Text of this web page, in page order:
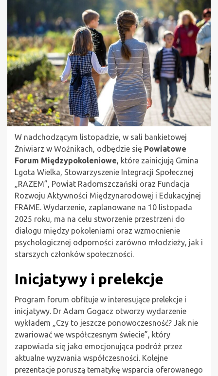
W nadchodzącym listopadzie, w sali bankietowej
Żniwiarz w Woźnikach, odbędzie się Powiatowe
Forum Międzypokoleniowe, które zainicjują Gmina
Lgota Wielka, Stowarzyszenie Integracji Społecznej
„RAZEM”, Powiat Radomszczański oraz Fundacja
Rozwoju Aktywności Międzynarodowej i Edukacyjnej
FRAME. Wydarzenie, zaplanowane na 10 listopada
2025 roku, ma na celu stworzenie przestrzeni do
dialogu między pokoleniami oraz wzmocnienie
psychologicznej odporności zarówno młodzieży, jak i
starszych członków społeczności.
Inicjatywy i prelekcje
Program forum obfituje w interesujące prelekcje i
inicjatywy. Dr Adam Gogacz otworzy wydarzenie
wykładem „Czy to jeszcze ponowoczesność? Jak nie
zwariować we współczesnym świecie”, który
zapowiada się jako emocjonująca podróż przez
aktualne wyzwania współczesności. Kolejne
prezentacje poruszą tematykę wsparcia oferowanego